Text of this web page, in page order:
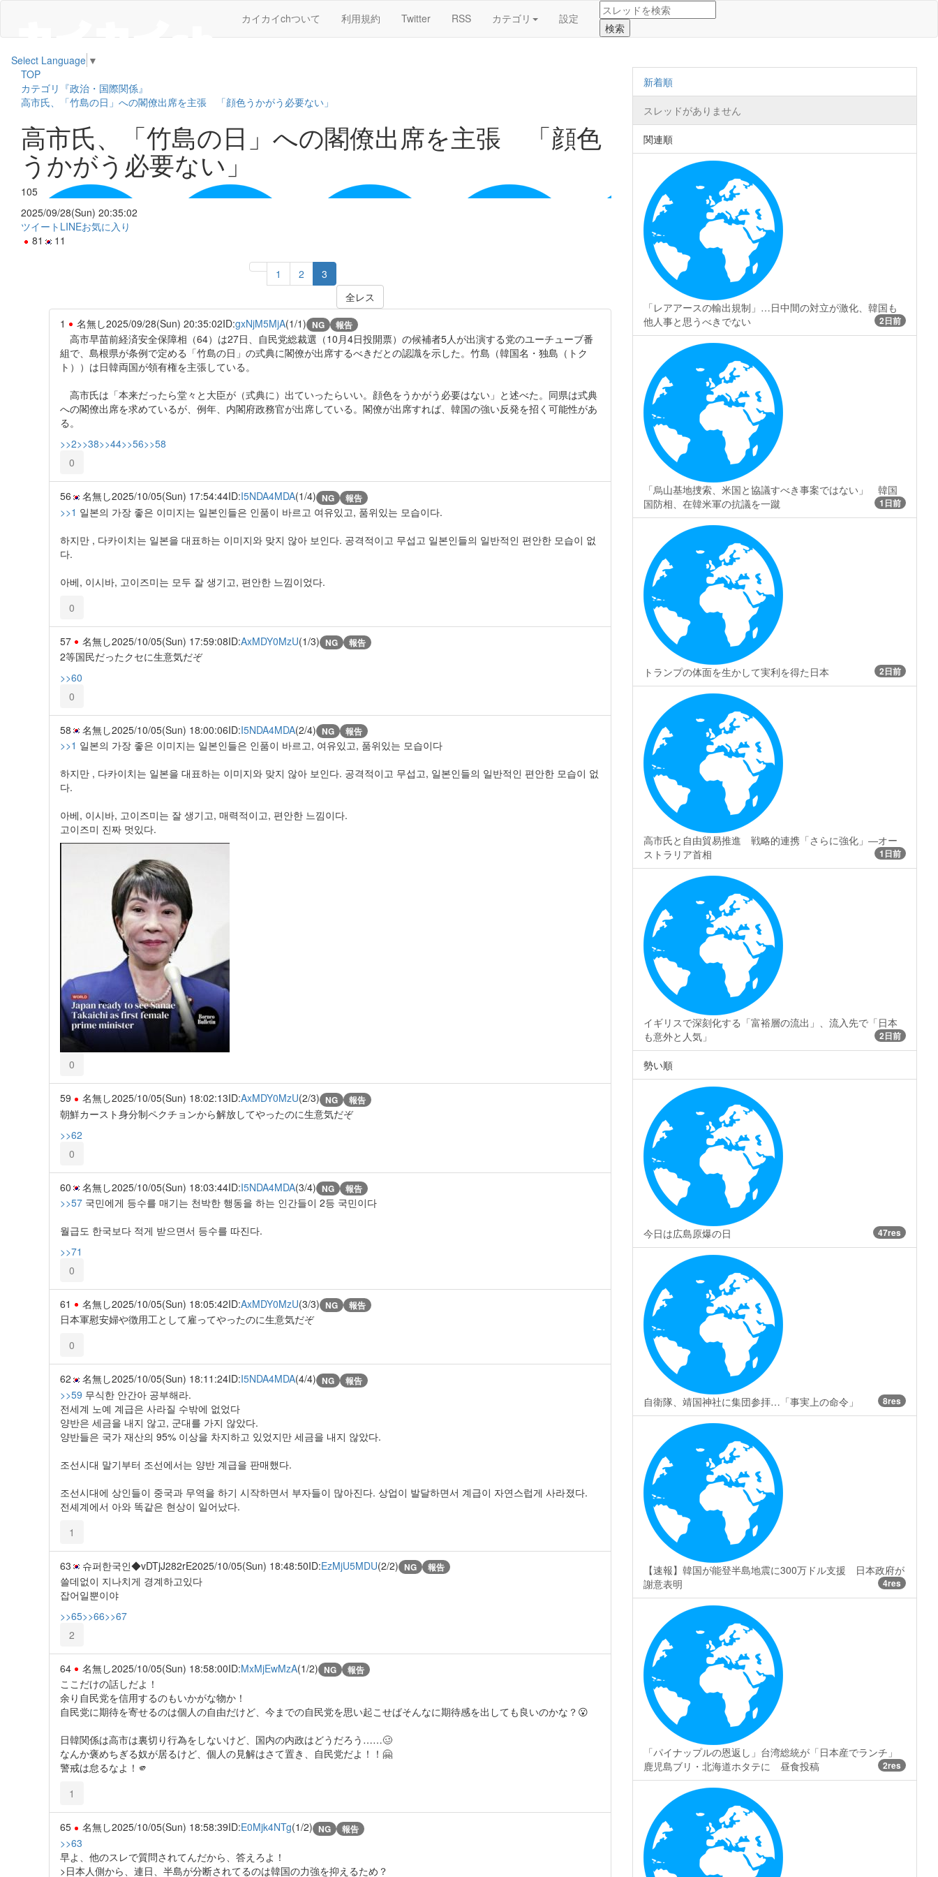
カイカイchついて 利用規約 Twitter RSS カテゴリ 設定
Select Language ▼
TOP
カテゴリ『政治・国際関係』
高市氏、「竹島の日」への閣僚出席を主張 「顔色うかがう必要ない」
高市氏、「竹島の日」への閣僚出席を主張 「顔色
うかがう必要ない」
105
2025/09/28(Sun) 20:35:02
ツイート LINEお気に入り
81
11
1 2
3
全レス
1
名無し2025/09/28(Sun) 20:35:02ID:gxNjM5MjA(1/1) NG 報告
高市早苗前経済安全保障相（64）は27日、自民党総裁選（10月4日投開票）の候補者5人が出演する党のユーチューブ番
組で、島根県が条例で定める「竹島の日」の式典に閣僚が出席するべきだとの認識を示した。竹島（韓国名・独島（トク
ト））は日韓両国が領有権を主張している。
高市氏は「本来だったら堂々と大臣が（式典に）出ていったらいい。顔色をうかがう必要はない」と述べた。同県は式典
への閣僚出席を求めているが、例年、内閣府政務官が出席している。閣僚が出席すれば、韓国の強い反発を招く可能性があ
る。
>>2>>38>>44>>56>>58
0
56 名無し2025/10/05(Sun) 17:54:44ID:I5NDA4MDA(1/4) NG 報告
>>1 일본의 가장 좋은 이미지는 일본인들은 인품이 바르고 여유있고, 품위있는 모습이다.
하지만 , 다카이치는 일본을 대표하는 이미지와 맞지 않아 보인다. 공격적이고 무섭고 일본인들의 일반적인 편안한 모습이 없
다.
아베, 이시바, 고이즈미는 모두 잘 생기고, 편안한 느낌이었다.
0
57 名無し2025/10/05(Sun) 17:59:08ID:AxMDY0MzU(1/3) NG 報告
2等国民だったクセに生意気だぞ
>>60
0
58 名無し2025/10/05(Sun) 18:00:06ID:I5NDA4MDA(2/4) NG 報告
>>1 일본의 가장 좋은 이미지는 일본인들은 인품이 바르고, 여유있고, 품위있는 모습이다
하지만 , 다카이치는 일본을 대표하는 이미지와 맞지 않아 보인다. 공격적이고 무섭고, 일본인들의 일반적인 편안한 모습이 없
다.
아베, 이시바, 고이즈미는 잘 생기고, 매력적이고, 편안한 느낌이다.
고이즈미 진짜 멋있다.
0
59 名無し2025/10/05(Sun) 18:02:13ID:AxMDY0MzU(2/3) NG 報告
朝鮮カースト身分制ペクチョンから解放してやったのに生意気だぞ
>>62
0
60 名無し2025/10/05(Sun) 18:03:44ID:I5NDA4MDA(3/4) NG 報告
>>57 국민에게 등수를 매기는 천박한 행동을 하는 인간들이 2등 국민이다
월급도 한국보다 적게 받으면서 등수를 따진다.
>>71
0
61 名無し2025/10/05(Sun) 18:05:42ID:AxMDY0MzU(3/3) NG 報告
日本軍慰安婦や徴用工として雇ってやったのに生意気だぞ
0
62 名無し2025/10/05(Sun) 18:11:24ID:I5NDA4MDA(4/4) NG 報告
>>59 무식한 안간아 공부해라.
전세계 노예 계급은 사라질 수밖에 없었다
양반은 세금을 내지 않고, 군대를 가지 않았다.
양반들은 국가 재산의 95% 이상을 차지하고 있었지만 세금을 내지 않았다.
조선시대 말기부터 조선에서는 양반 계급을 판매했다.
조선시대에 상인들이 중국과 무역을 하기 시작하면서 부자들이 많아진다. 상업이 발달하면서 계급이 자연스럽게 사라졌다.
전셰계에서 아와 똑같은 현상이 일어났다.
1
63 슈퍼한국인◆vDTjJ282rE2025/10/05(Sun) 18:48:50ID:EzMjU5MDU(2/2) NG 報告
쓸데없이 지나치게 경계하고있다
잡어일뿐이야
>>65>>66>>67
2
64 名無し2025/10/05(Sun) 18:58:00ID:MxMjEwMzA(1/2) NG 報告
ここだけの話しだよ！
余り自民党を信用するのもいかがな物か！
自民党に期待を寄せるのは個人の自由だけど、今までの自民党を思い起こせばそんなに期待感を出しても良いのかな？😮
日韓関係は高市は裏切り行為をしないけど、国内の内政はどうだろう……🥴
なんか褒めちぎる奴が居るけど、個人の見解はさて置き、自民党だよ！！🤗
警戒は怠るなよ！🫵
1
65 名無し2025/10/05(Sun) 18:58:39ID:E0Mjk4NTg(1/2) NG 報告
>>63
早よ、他のスレで質問されてんだから、答えろよ！
>日本人側から、連日、半島が分断されてるのは韓国の力強を抑えるため？
新着順
スレッドがありません
関連順
「レアアースの輸出規制」…日中間の対立が激化、韓国も
他人事と思うべきでない
2日前
「烏山基地捜索、米国と協議すべき事案ではない」 韓国
国防相、在韓米軍の抗議を一蹴
1日前
トランプの体面を生かして実利を得た日本 2日前
高市氏と自由貿易推進 戦略的連携「さらに強化」―オー
ストラリア首相
1日前
イギリスで深刻化する「富裕層の流出」、流入先で「日本
も意外と人気」
2日前
勢い順
今日は広島原爆の日 47res
自衛隊、靖国神社に集団参拝…「事実上の命令」 8res
【速報】韓国が能登半島地震に300万ドル支援 日本政府が
謝意表明
4res
「パイナップルの恩返し」台湾総統が「日本産でランチ」
鹿児島ブリ・北海道ホタテに 昼食投稿
2res